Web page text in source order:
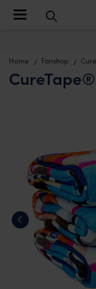
Toggle navigation
Home Fanshop